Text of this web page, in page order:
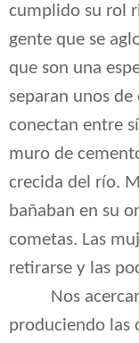
cumplido su rol
gente que se
que son una
separan unos
conectan entre
muro de
crecida del río.
bañaban en su
cometas. Las
retirarse y las
Nos
produciendo las